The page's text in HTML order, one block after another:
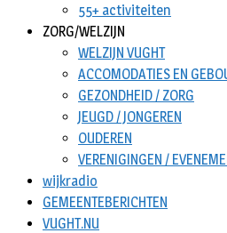
55+ activiteiten
ZORG/WELZIJN
WELZIJN VUGHT
ACCOMODATIES EN
GEZONDHEID / ZORG
JEUGD / JONGEREN
OUDEREN
VERENIGINGEN /
wijkradio
GEMEENTEBERICHTEN
VUGHT.NU